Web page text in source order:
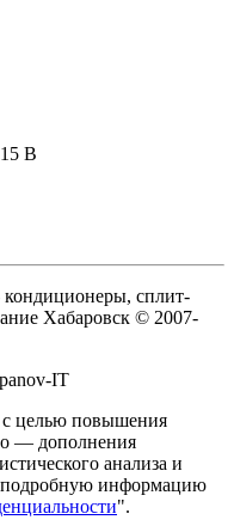
В
сплит-
Хабаровск © 2007-
IT
с целью повышения
— дополнения
анализа и
подробную информацию
".